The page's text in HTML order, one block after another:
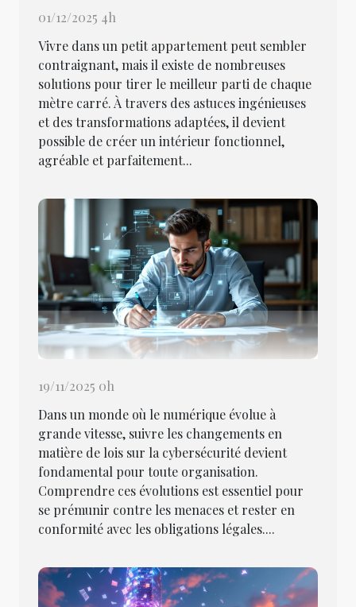
01/12/2025 4h
Vivre dans un petit appartement peut sembler
contraignant, mais il existe de nombreuses
solutions pour tirer le meilleur parti de chaque
mètre carré. À travers des astuces ingénieuses
et des transformations adaptées, il devient
possible de créer un intérieur fonctionnel,
agréable et parfaitement...
19/11/2025 0h
Dans un monde où le numérique évolue à
grande vitesse, suivre les changements en
matière de lois sur la cybersécurité devient
fondamental pour toute organisation.
Comprendre ces évolutions est essentiel pour
se prémunir contre les menaces et rester en
conformité avec les obligations légales....